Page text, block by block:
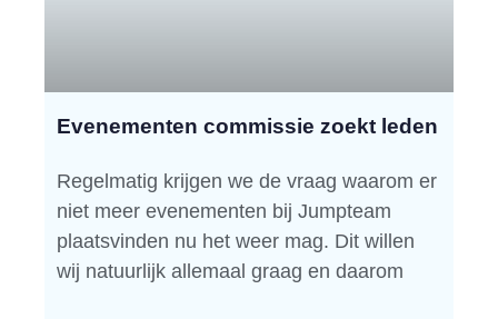
Evenementen commissie zoekt leden
Regelmatig krijgen we de vraag waarom er
niet meer evenementen bij Jumpteam
plaatsvinden nu het weer mag. Dit willen
wij natuurlijk allemaal graag en daarom